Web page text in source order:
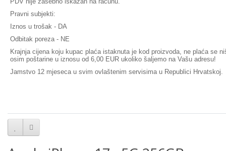
Pravni subjekti:
Iznos u trošak - DA
Odbitak poreza - NE
Krajnja cijena koju kupac plaća istaknuta je kod proizvoda, ne plaća se
osim poštarine u iznosu od 6,00 EUR ukoliko šaljemo na Vašu adresu!
Jamstvo 12 mjeseca u svim ovlaštenim servisima u Republici Hrvatskoj.